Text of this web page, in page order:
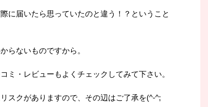
に届いたら思っていたのと違う！？ということ
らないものですから。
ミ・レビューもよくチェックしてみて下さい。
スクがありますので、その辺はご了承を(^-^;